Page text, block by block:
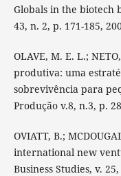
Globals in the biotech
43, n. 2, p. 171-185,
OLAVE, M. E. L.;
produtiva: uma
sobrevivência para
Produção v.8, n.3, p.
OVIATT, B.;
international new
Business Studies, v.